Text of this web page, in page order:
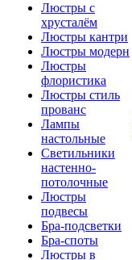
Люстры с
хрусталём
Люстры кантри
Люстры модерн
Люстры
флористика
Люстры стиль
прованс
Лампы
настольные
Светильники
настенно-
потолочные
Люстры
подвесы
Бра-подсветки
Бра-споты
Люстры в